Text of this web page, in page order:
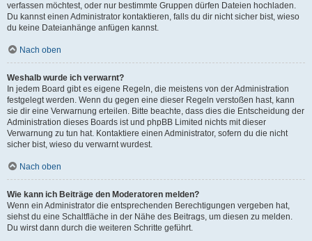
verfassen möchtest, oder nur bestimmte Gruppen dürfen Dateien hochladen.
Du kannst einen Administrator kontaktieren, falls du dir nicht sicher bist, wieso
du keine Dateianhänge anfügen kannst.
Nach oben
Weshalb wurde ich verwarnt?
In jedem Board gibt es eigene Regeln, die meistens von der Administration
festgelegt werden. Wenn du gegen eine dieser Regeln verstoßen hast, kann
sie dir eine Verwarnung erteilen. Bitte beachte, dass dies die Entscheidung der
Administration dieses Boards ist und phpBB Limited nichts mit dieser
Verwarnung zu tun hat. Kontaktiere einen Administrator, sofern du die nicht
sicher bist, wieso du verwarnt wurdest.
Nach oben
Wie kann ich Beiträge den Moderatoren melden?
Wenn ein Administrator die entsprechenden Berechtigungen vergeben hat,
siehst du eine Schaltfläche in der Nähe des Beitrags, um diesen zu melden.
Du wirst dann durch die weiteren Schritte geführt.